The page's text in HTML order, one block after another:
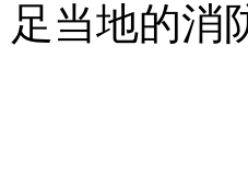
足当地的消